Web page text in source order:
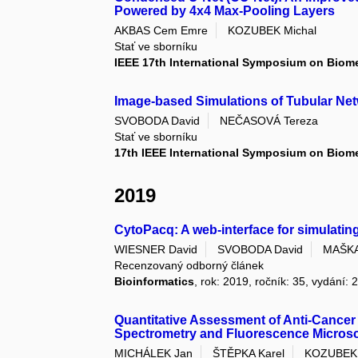
Powered by 4x4 Max-Pooling Layers
AKBAS Cem Emre
KOZUBEK Michal
Stať ve sborníku
IEEE 17th International Symposium on
Image-based Simulations of Tubular
SVOBODA David
NEČASOVÁ Tereza
Stať ve sborníku
17th IEEE International Symposium on
2019
CytoPacq: A web-interface for
WIESNER David SVOBODA David
Recenzovaný odborný článek
Bioinformatics , rok: 2019, ročník: 35, vydání:
Quantitative Assessment of Anti-
Spectrometry and Fluorescence
MICHÁLEK Jan ŠTĚPKA Karel